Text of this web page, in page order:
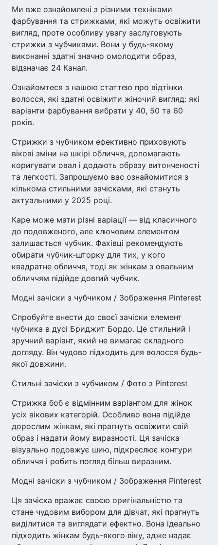
Ми вже ознайомлені з різними техніками
фарбування та стрижками, які можуть освіжити
вигляд, проте особливу увагу заслуговують
стрижки з чубчиками. Вони у будь-якому
виконанні здатні значно омолодити образ,
відзначає 24 Канал.
Ознайомтеся з нашою статтею про відтінки
волосся, які здатні освіжити жіночий вигляд: які
варіанти фарбування вибрати у 40, 50 та 60
років.
Стрижки з чубчиком ефективно приховують
вікові зміни на шкірі обличчя, допомагають
коригувати овал і додають образу витонченості
та легкості. Запрошуємо вас ознайомитися з
кількома стильними зачісками, які стануть
актуальними у 2025 році.
Каре може мати різні варіації — від класичного
до подовженого, але ключовим елементом
залишається чубчик. Фахівці рекомендують
обирати чубчик-шторку для тих, у кого
квадратне обличчя, тоді як жінкам з овальним
обличчям підійде довгий чубчик.
Модні зачіски з чубчиком / Зображення Pinterest
Спробуйте внести до своєї зачіски елемент
чубчика в дусі Бриджит Бордо. Це стильний і
зручний варіант, який не вимагає складного
догляду. Він чудово підходить для волосся будь-
якої довжини.
Стильні зачіски з чубчиком / Фото з Pinterest
Стрижка боб є відмінним варіантом для жінок
усіх вікових категорій. Особливо вона підійде
дорослим жінкам, які прагнуть освіжити свій
образ і надати йому виразності. Ця зачіска
візуально подовжує шию, підкреслює контури
обличчя і робить погляд більш виразним.
Модні зачіски з чубчиком / Зображення Pinterest
Ця зачіска вражає своєю оригінальністю та
стане чудовим вибором для дівчат, які прагнуть
виділитися та виглядати ефектно. Вона ідеально
підходить жінкам будь-якого віку, адже надає